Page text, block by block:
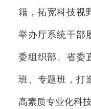
籍，拓宽科技视
举办厅系统干部
委组织部、省委
班、专题班，打
高素质专业化科